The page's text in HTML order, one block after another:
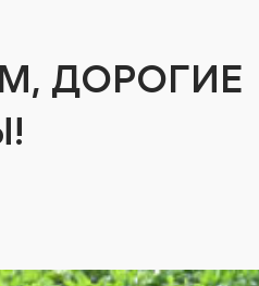
ДОРОГИЕ